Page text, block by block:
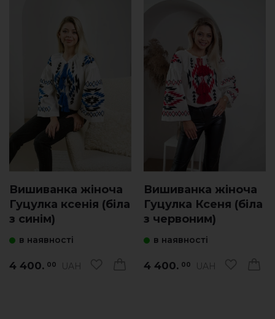
Вишиванка жіноча
Гуцулка ксенія (біла
з синім)
в наявності
4 400. 00 UAH
Вишиванка жіноча
Гуцулка Ксеня (біла
з червоним)
в наявності
4 400. 00 UAH